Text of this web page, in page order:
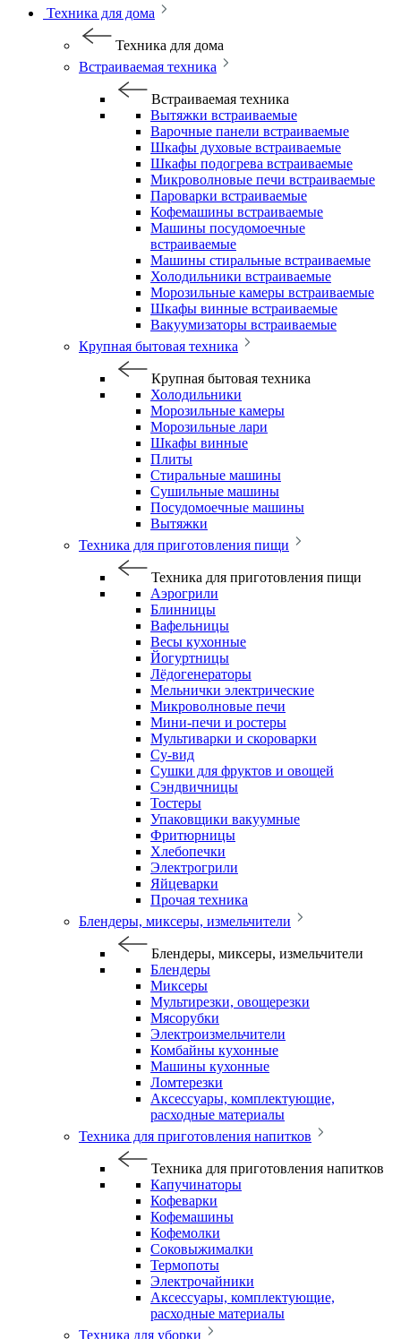
Техника для дома
Техника для дома
Встраиваемая техника
Встраиваемая техника
Вытяжки встраиваемые
Варочные панели встраиваемые
Шкафы духовые встраиваемые
Шкафы подогрева встраиваемые
Микроволновые печи встраиваемые
Пароварки встраиваемые
Кофемашины встраиваемые
Машины посудомоечные
встраиваемые
Машины стиральные встраиваемые
Холодильники встраиваемые
Морозильные камеры встраиваемые
Шкафы винные встраиваемые
Вакуумизаторы встраиваемые
Крупная бытовая техника
Крупная бытовая техника
Холодильники
Морозильные камеры
Морозильные лари
Шкафы винные
Плиты
Стиральные машины
Сушильные машины
Посудомоечные машины
Вытяжки
Техника для приготовления пищи
Техника для приготовления пищи
Аэрогрили
Блинницы
Вафельницы
Весы кухонные
Йогуртницы
Лёдогенераторы
Мельнички электрические
Микроволновые печи
Мини-печи и ростеры
Мультиварки и скороварки
Су-вид
Сушки для фруктов и овощей
Сэндвичницы
Тостеры
Упаковщики вакуумные
Фритюрницы
Хлебопечки
Электрогрили
Яйцеварки
Прочая техника
Блендеры, миксеры, измельчители
Блендеры, миксеры, измельчители
Блендеры
Миксеры
Мультирезки, овощерезки
Мясорубки
Электроизмельчители
Комбайны кухонные
Машины кухонные
Ломтерезки
Аксессуары, комплектующие,
расходные материалы
Техника для приготовления напитков
Техника для приготовления напитков
Капучинаторы
Кофеварки
Кофемашины
Кофемолки
Соковыжималки
Термопоты
Электрочайники
Аксессуары, комплектующие,
расходные материалы
Техника для уборки